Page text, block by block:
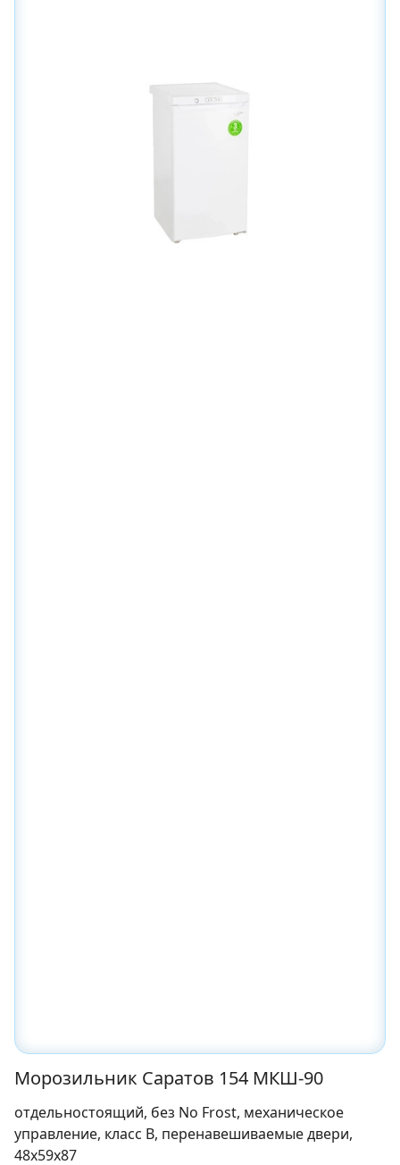
Морозильник Саратов 154 МКШ-90
отдельностоящий, без No Frost, механическое
управление, класс B, перенавешиваемые двери,
48x59x87